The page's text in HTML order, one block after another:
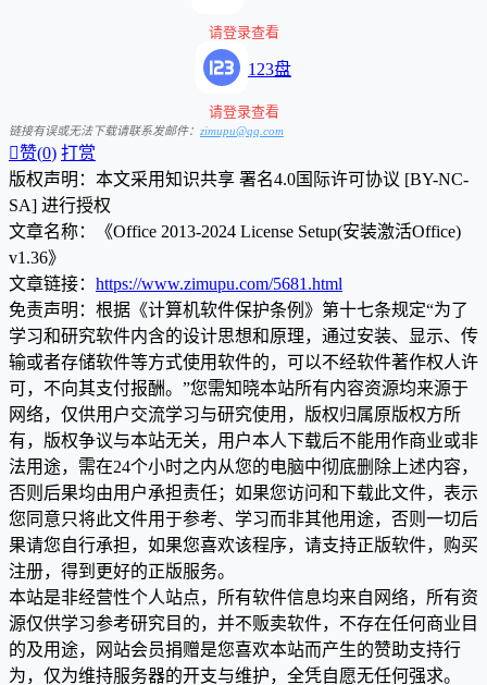
请登录查看
123盘
请登录查看
链接有误或无法下载请联系发邮件： zimupu@qq.com
赞(0) 打赏
版权声明：本文采用知识共享 署名4.0国际许可协议 [BY-NC-
SA] 进行授权
文章名称：《Office 2013-2024 License Setup(安装激活Office)
v1.36》
文章链接： https://www.zimupu.com/5681.html
免责声明：根据《计算机软件保护条例》第十七条规定“为了
学习和研究软件内含的设计思想和原理，通过安装、显示、传
输或者存储软件等方式使用软件的，可以不经软件著作权人许
可，不向其支付报酬。”您需知晓本站所有内容资源均来源于
网络，仅供用户交流学习与研究使用，版权归属原版权方所
有，版权争议与本站无关，用户本人下载后不能用作商业或非
法用途，需在24个小时之内从您的电脑中彻底删除上述内容，
否则后果均由用户承担责任；如果您访问和下载此文件，表示
您同意只将此文件用于参考、学习而非其他用途，否则一切后
果请您自行承担，如果您喜欢该程序，请支持正版软件，购买
注册，得到更好的正版服务。
本站是非经营性个人站点，所有软件信息均来自网络，所有资
源仅供学习参考研究目的，并不贩卖软件，不存在任何商业目
的及用途，网站会员捐赠是您喜欢本站而产生的赞助支持行
为，仅为维持服务器的开支与维护，全凭自愿无任何强求。